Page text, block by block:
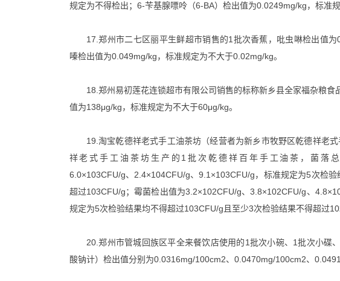
规定为不得检出；6-苄基腺嘌呤（6-BA）检出值为0.0249mg/kg，标准规
17.郑州市二七区丽平生鲜超市销售的1批次香蕉，吡虫啉检出值为
嗪检出值为0.049mg/kg，标准规定为不大于0.02mg/kg。
18.郑州易初莲花连锁超市有限公司销售的标称新乡县全家福杂粮食
值为138μg/kg，标准规定为不大于60μg/kg。
19.淘宝乾德祥老式手工油茶坊（经营者为新乡市牧野区乾德祥老式
祥老式手工油茶坊生产的1批次乾德祥百年手工油茶，菌落总
6.0×103CFU/g、2.4×104CFU/g、9.1×103CFU/g，标准规定为5次检
超过103CFU/g；霉菌检出值为3.2×102CFU/g、3.8×102CFU/g、
规定为5次检验结果均不得超过103CFU/g且至少3次检验结果不得超过
20.郑州市管城回族区平全来餐饮店使用的1批次小碗、1批次小碟
酸钠计）检出值分别为0.0316mg/100cm2、0.0470mg/100cm2、